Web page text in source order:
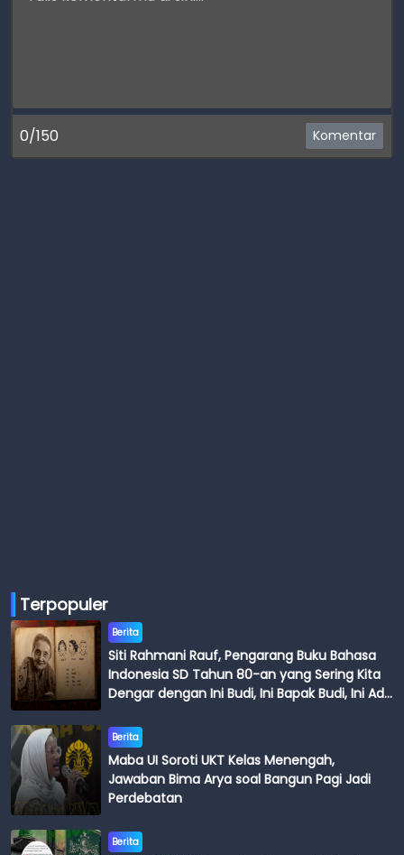
0/150 Komentar
Terpopuler
Berita
Siti Rahmani Rauf, Pengarang Buku Bahasa
Indonesia SD Tahun 80-an yang Sering Kita
Dengar dengan Ini Budi, Ini Bapak Budi, Ini Adik
Berita
Maba UI Soroti UKT Kelas Menengah,
Jawaban Bima Arya soal Bangun Pagi Jadi
Perdebatan
Berita